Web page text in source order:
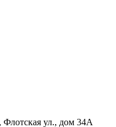
Флотская ул., дом 34А